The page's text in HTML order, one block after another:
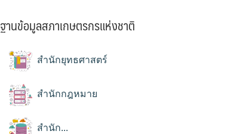
ฐานข้อมูลสภาเกษตรกรแห่งชาติ
สำนักยุทธศาสตร์
สำนักกฎหมาย
สำนัก...